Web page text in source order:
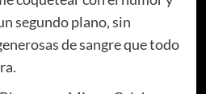
segundo plano, sin
de sangre que todo